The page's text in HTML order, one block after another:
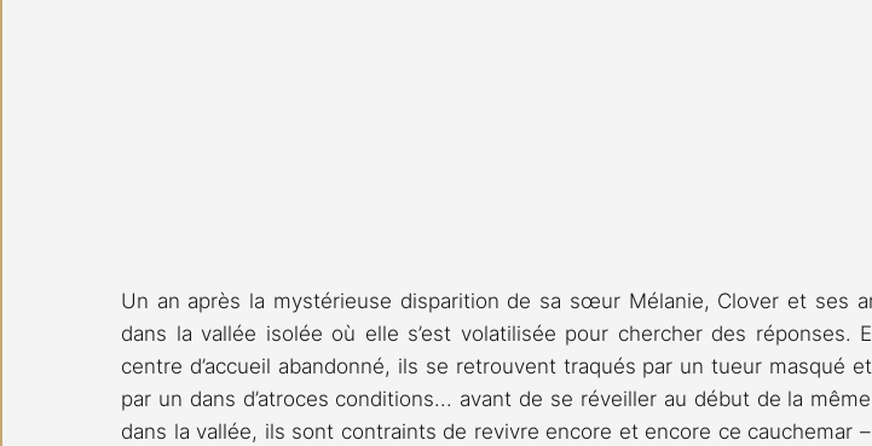
Un an après la mystérieuse disparition de sa sœur Mélanie, Clover et ses
dans la vallée isolée où elle s’est volatilisée pour chercher des réponses.
centre d’accueil abandonné, ils se retrouvent traqués par un tueur masqué
par un dans d’atroces conditions... avant de se réveiller au début de la
dans la vallée, ils sont contraints de revivre encore et encore ce cauchemar